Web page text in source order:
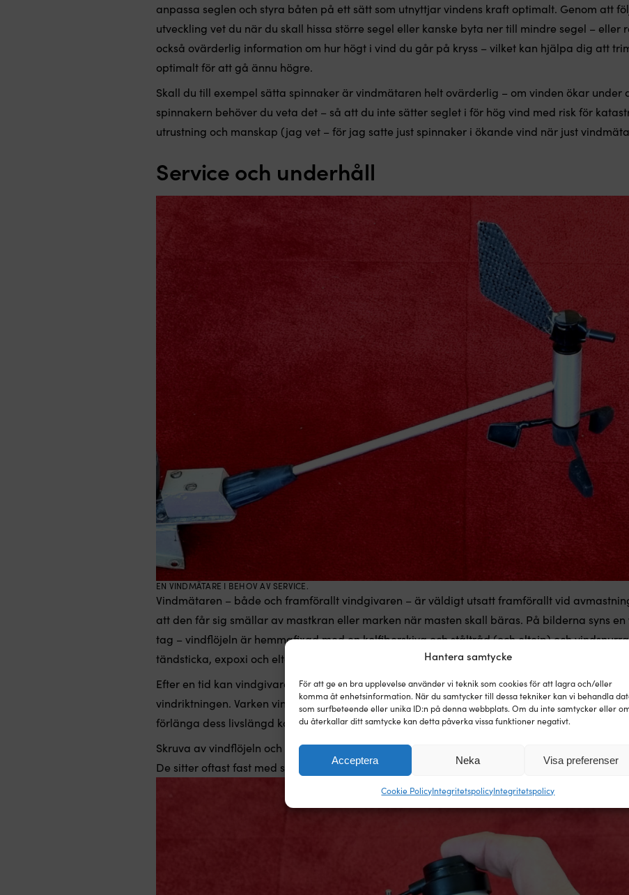
Hantera samtycke
För att ge en bra upplevelse använder vi teknik som cookies för att lagra och/eller
komma åt enhetsinformation. När du samtycker till dessa tekniker kan vi behandla
som surfbeteende eller unika ID:n på denna webbplats. Om du inte samtycker eller
du återkallar ditt samtycke kan detta påverka vissa funktioner negativt.
Acceptera Neka Visa preferenser
Cookie PolicyIntegritetspolicyIntegritetspolicy
anpassa seglen och styra båten på ett sätt som utnyttjar vindens kraft optimalt. Genom att
utveckling vet du när du skall hissa större segel eller kanske byta ner till mindre segel – eller
också ovärderlig information om hur högt i vind du går på kryss – vilket kan hjälpa dig att
optimalt för att gå ännu högre.
Skall du till exempel sätta spinnaker är vindmätaren helt ovärderlig – om vinden ökar under
spinnakern behöver du veta det – så att du inte sätter seglet i för hög vind med risk för
utrustning och manskap (jag vet – för jag satte just spinnaker i ökande vind när just
Service och underhåll
EN VINDMÄTARE I BEHOV AV SERVICE.
Vindmätaren – både och framförallt vindgivaren – är väldigt utsatt framförallt vid
att den får sig smällar av mastkran eller marken när masten skall bäras. På bilderna syns
tag – vindflöjeln är hemmafixad med en kolfiberskiva och ståltråd (och eltejp) och
tändsticka, expoxi och eltejp. Det funkade ett tag – men tveksamt om den visade rätt
Efter en tid kan vindgivaren alltså bli trög, vilket leder till felaktiga mätningar och
vindriktningen. Varken vindflöjeln eller vindsnurran snurrar lika lätt längre helt enkelt. För
förlänga dess livslängd kan du följa dessa enkla steg:
Skruva av vindflöjeln och vindsnurran från vindgivaren. De är de rörliga delarna som mäter
De sitter oftast fast med små insex-skruvar så du behöver en superliten insexnyckel.